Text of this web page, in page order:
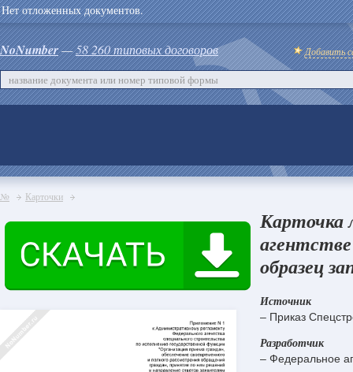
Нет отложенных документов.
NoNumber—58 260 типовых договоров Добавить
№ Карточки
Карточка
образец
Источник
– Приказ
Разработчик
– Федеральное